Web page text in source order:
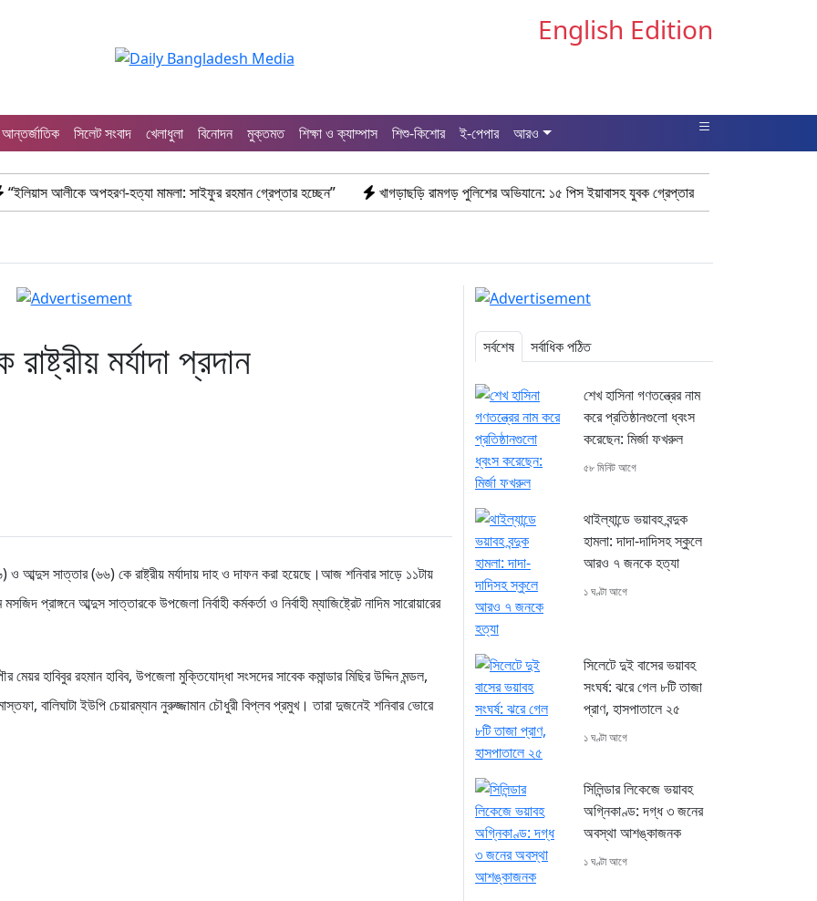
English Edition
আন্তর্জাতিক সিলেট সংবাদ খেলাধুলা বিনোদন মুক্তমত শিক্ষা ও ক্যাম্পাস শিশু-কিশোর ই-পেপার আরও
অপহরণ-হত্যা মামলা: সাইফুর রহমান গ্রেপ্তার হচ্ছেন” খাগড়াছড়ি রামগড় পুলিশের অভিযানে: ১৫ পিস ইয়াবাসহ যুবক গ্রেপ্তার কক্সবাজার উখিয়া সীমান্তে
মর্যাদা প্রদান
ও আব্দুস সাত্তার (৬৬) কে রাষ্ট্রীয় মর্যাদায় দাহ ও দাফন করা হয়েছে।আজ শনিবার সাড়ে ১১টায়
প্রাঙ্গনে আব্দুস সাত্তারকে উপজেলা নির্বাহী কর্মকর্তা ও নির্বাহী ম্যাজিষ্ট্রেট নাদিম সারোয়ারের
হাবিবুর রহমান হাবিব, উপজেলা মুক্তিযোদ্ধা সংসদের সাবেক কমান্ডার মিছির উদ্দিন মন্ডল,
বালিঘাটা ইউপি চেয়ারম্যান নুরুজ্জামান চৌধুরী বিপ্লব প্রমুখ। তারা দুজনেই শনিবার ভোরে
সর্বশেষ সর্বাধিক পঠিত
শেখ হাসিনা গণতন্ত্রের নাম
করে প্রতিষ্ঠানগুলো ধ্বংস
করেছেন: মির্জা ফখরুল
৫৮ মিনিট আগে
থাইল্যান্ডে ভয়াবহ বন্দুক
হামলা: দাদা-দাদিসহ স্কুলে
আরও ৭ জনকে হত্যা
১ ঘণ্টা আগে
সিলেটে দুই বাসের ভয়াবহ
সংঘর্ষ: ঝরে গেল ৮টি তাজা
প্রাণ, হাসপাতালে ২৫
১ ঘণ্টা আগে
সিলিন্ডার লিকেজে ভয়াবহ
অগ্নিকাণ্ড: দগ্ধ ৩ জনের
অবস্থা আশঙ্কাজনক
১ ঘণ্টা আগে